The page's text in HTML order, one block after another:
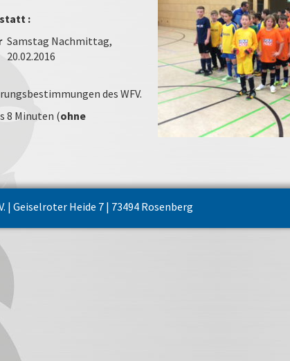
:
Samstag Nachmittag,
20.02.2016
des WFV.
8 Minuten (ohne
| Geiselroter Heide 7 | 73494 Rosenberg